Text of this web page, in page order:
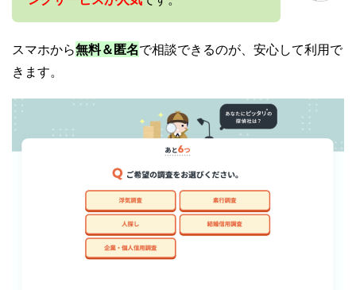
スマホから無料＆匿名で相談できるのが、安心して利用で
きます。